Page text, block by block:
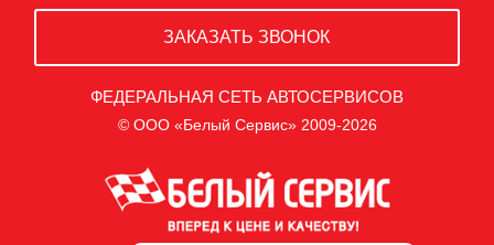
ЗАКАЗАТЬ ЗВОНОК
ФЕДЕРАЛЬНАЯ СЕТЬ АВТОСЕРВИСОВ
© ООО «Белый Сервис» 2009-2026